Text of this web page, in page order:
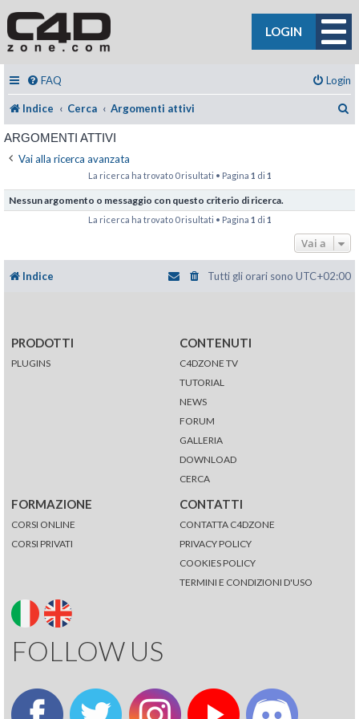
LOGIN
FAQ Login
Indice Cerca Argomenti attivi
ARGOMENTI ATTIVI
Vai alla ricerca avanzata
La ricerca ha trovato 0 risultati • Pagina 1 di 1
Nessun argomento o messaggio con questo criterio di ricerca.
La ricerca ha trovato 0 risultati • Pagina 1 di 1
Vai a
Indice Tutti gli orari sono UTC+02:00
PRODOTTI
PLUGINS
CONTENUTI
C4DZONE TV
TUTORIAL
NEWS
FORUM
GALLERIA
DOWNLOAD
CERCA
FORMAZIONE
CORSI ONLINE
CORSI PRIVATI
CONTATTI
CONTATTA C4DZONE
PRIVACY POLICY
COOKIES POLICY
TERMINI E CONDIZIONI D'USO
FOLLOW US